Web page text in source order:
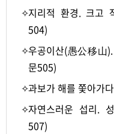
✧지리적 환경. 크고
504)
✧우공이산(愚公移山
문505)
✧과보가 해를 쫓아가
✧자연스러운 섭리.
507)